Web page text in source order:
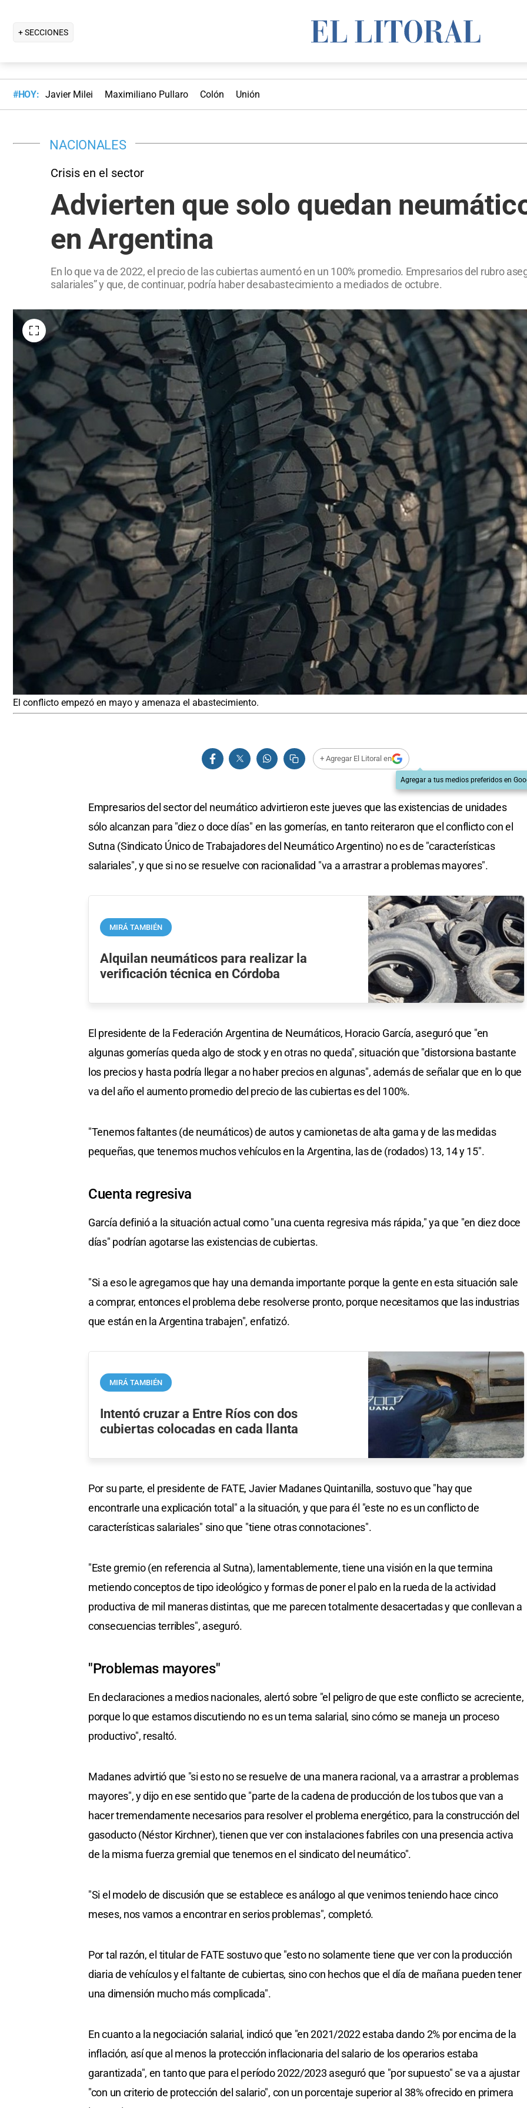
+ SECCIONES
#HOY: Javier Milei Maximiliano Pullaro Colón Unión
NACIONALES
Crisis en el sector
Advierten que solo quedan
en Argentina
En lo que va de 2022, el precio de las cubiertas aumentó en un 100% promedio. Empresarios del rubro
salariales” y que, de continuar, podría haber desabastecimiento a mediados de octubre.
El conflicto empezó en mayo y amenaza el abastecimiento.
+ Agregar El Litoral en
Agregar a tus medios preferidos en
Empresarios del sector del neumático advirtieron este jueves que las existencias de unidades
sólo alcanzan para "diez o doce días" en las gomerías, en tanto reiteraron que el conflicto con el
Sutna (Sindicato Único de Trabajadores del Neumático Argentino) no es de "características
salariales", y que si no se resuelve con racionalidad "va a arrastrar a problemas mayores".
MIRÁ TAMBIÉN
Alquilan neumáticos para realizar la
verificación técnica en Córdoba
El presidente de la Federación Argentina de Neumáticos, Horacio García, aseguró que "en
algunas gomerías queda algo de stock y en otras no queda", situación que "distorsiona bastante
los precios y hasta podría llegar a no haber precios en algunas", además de señalar que en lo que
va del año el aumento promedio del precio de las cubiertas es del 100%.
"Tenemos faltantes (de neumáticos) de autos y camionetas de alta gama y de las medidas
pequeñas, que tenemos muchos vehículos en la Argentina, las de (rodados) 13, 14 y 15".
Cuenta regresiva
García definió a la situación actual como "una cuenta regresiva más rápida," ya que "en diez doce
días" podrían agotarse las existencias de cubiertas.
"Si a eso le agregamos que hay una demanda importante porque la gente en esta situación sale
a comprar, entonces el problema debe resolverse pronto, porque necesitamos que las industrias
que están en la Argentina trabajen", enfatizó.
MIRÁ TAMBIÉN
Intentó cruzar a Entre Ríos con dos
cubiertas colocadas en cada llanta
Por su parte, el presidente de FATE, Javier Madanes Quintanilla, sostuvo que "hay que
encontrarle una explicación total" a la situación, y que para él "este no es un conflicto de
características salariales" sino que "tiene otras connotaciones".
"Este gremio (en referencia al Sutna), lamentablemente, tiene una visión en la que termina
metiendo conceptos de tipo ideológico y formas de poner el palo en la rueda de la actividad
productiva de mil maneras distintas, que me parecen totalmente desacertadas y que conllevan a
consecuencias terribles", aseguró.
"Problemas mayores"
En declaraciones a medios nacionales, alertó sobre "el peligro de que este conflicto se acreciente,
porque lo que estamos discutiendo no es un tema salarial, sino cómo se maneja un proceso
productivo", resaltó.
Madanes advirtió que "si esto no se resuelve de una manera racional, va a arrastrar a problemas
mayores", y dijo en ese sentido que "parte de la cadena de producción de los tubos que van a
hacer tremendamente necesarios para resolver el problema energético, para la construcción del
gasoducto (Néstor Kirchner), tienen que ver con instalaciones fabriles con una presencia activa
de la misma fuerza gremial que tenemos en el sindicato del neumático".
"Si el modelo de discusión que se establece es análogo al que venimos teniendo hace cinco
meses, nos vamos a encontrar en serios problemas", completó.
Por tal razón, el titular de FATE sostuvo que "esto no solamente tiene que ver con la producción
diaria de vehículos y el faltante de cubiertas, sino con hechos que el día de mañana pueden tener
una dimensión mucho más complicada".
En cuanto a la negociación salarial, indicó que "en 2021/2022 estaba dando 2% por encima de la
inflación, así que al menos la protección inflacionaria del salario de los operarios estaba
garantizada", en tanto que para el período 2022/2023 aseguró que "por supuesto" se va a ajustar
"con un criterio de protección del salario", con un porcentaje superior al 38% ofrecido en primera